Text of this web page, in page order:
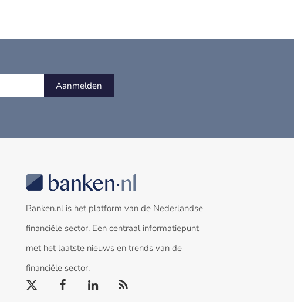
Aanmelden
Banken.nl is het platform van de Nederlandse
financiële sector. Een centraal informatiepunt
met het laatste nieuws en trends van de
financiële sector.